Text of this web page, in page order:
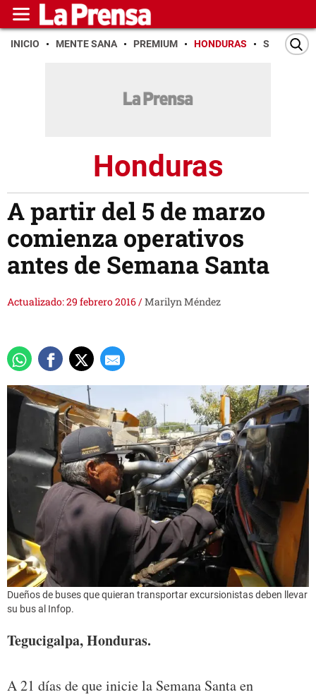
INICIO MENTE SANA PREMIUM HONDURAS SAN PEDRO
Honduras
A partir del 5 de marzo
comienza operativos
antes de Semana Santa
Actualizado: 29 febrero 2016/Marilyn Méndez
Dueños de buses que quieran transportar excursionistas deben llevar
su bus al Infop.
Tegucigalpa, Honduras.
A 21 días de que inicie la Semana Santa en